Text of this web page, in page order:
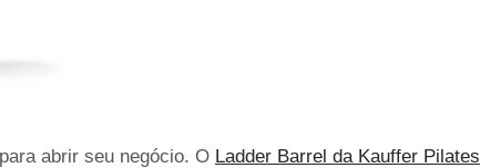
abrir seu negócio. O Ladder Barrel da Kauffer Pilates